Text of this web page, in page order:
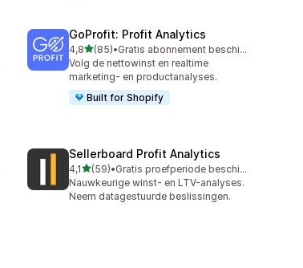
GoProfit: Profit Analytics
4,8van 5 sterren
(85)
85 recensies in totaal
•
Gratis abonnement beschikbaar
Volg de nettowinst en realtime
marketing- en productanalyses.
Built for Shopify
Sellerboard Profit Analytics
4,1van 5 sterren
(59)
59 recensies in totaal
•
Gratis proefperiode beschikbaar
Nauwkeurige winst- en LTV-analyses.
Neem datagestuurde beslissingen.